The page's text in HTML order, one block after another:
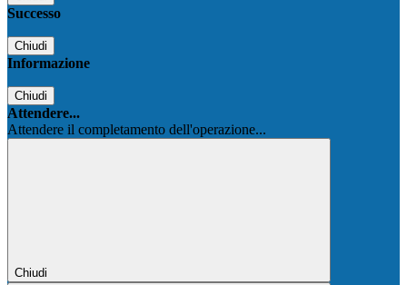
Successo
Chiudi
Informazione
Chiudi
Attendere...
Attendere il completamento dell'operazione...
Chiudi